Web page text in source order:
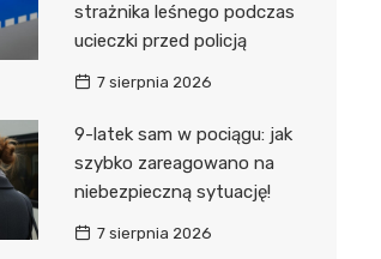
strażnika leśnego podczas
ucieczki przed policją
7 sierpnia 2026
9-latek sam w pociągu: jak
szybko zareagowano na
niebezpieczną sytuację!
7 sierpnia 2026